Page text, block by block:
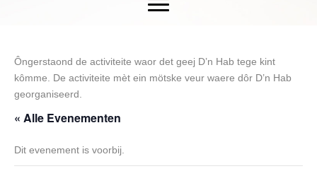
Ôngerstaond de activiteite waor det geej D’n Hab tege kint
kômme. De activiteite mèt ein mötske veur waere dôr D’n Hab
georganiseerd.
« Alle Evenementen
Dit evenement is voorbij.